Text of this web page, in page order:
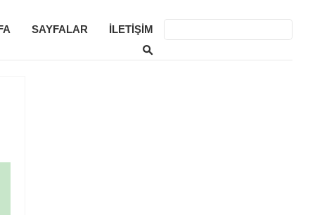
SAYFALAR İLETIŞIM